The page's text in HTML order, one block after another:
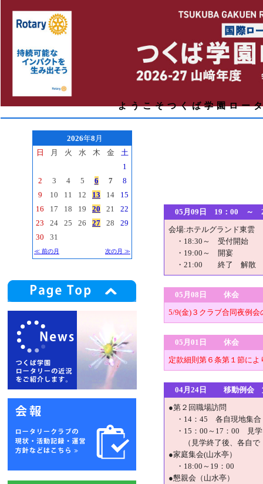
ようこそつくば学園ロー
2026年8 月
日
月 火 水 木 金
土
1
2
3 4 5 6 7
8
9
10 11 12 13 14
15
16
17 18 19 20 21
22
23
24 25 26 27 28
29
30
31
≪ 前の月 次の月 ≫
05月09日 19：00 ～
会場:ホテルグランド東雲
・18:30～ 受付開始
・19:00～ 開宴
・21:00 終了 解散
05月08日 休会
5/9(金)３クラブ合同夜例会
05月01日 休会
定款細則第６条第１節によ
04月24日 移動例会 第
●第２回職場訪問
・14：45 各自現地集合
・15：00～17：00 見
（見学終了後、各自で
●家庭集会(山水亭）
・18:00～19：00
●懇親会（山水亭）